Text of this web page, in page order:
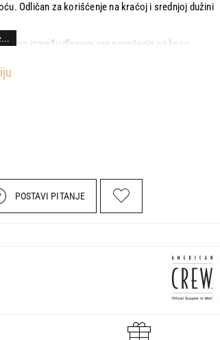
Odličan za korišćenje na kraćoj i srednjoj dužini
između dlanova pre nanošenja na kosu.
POSTAVI PITANJE